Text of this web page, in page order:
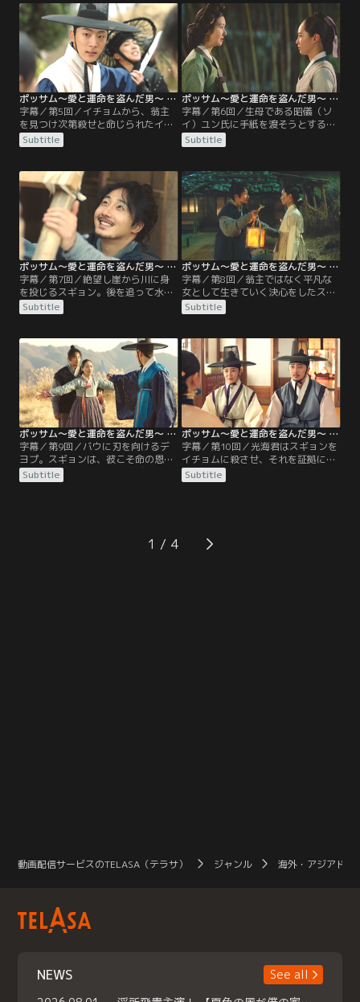
ョンに会いたいと言われ困惑したイ
チョムは、亡き夫の後を追って自死
したことにしスギョンの葬儀を執り
行う。その日の夜、元の屋敷にスギ
ョンを戻そうと左議政宅に出かけた
バウだが…。
ウだが、それもできなかった。万策
尽きたバウは王宮にスギョンを連れ
ていくことに。一方、スギョン自害
の報を聞き屋敷に駆けつけるデヨ
プ。スギョンの死を受け入れられな
いデヨプは…。
ポッサム～愛と運命を盗んだ男～ 第05話／字幕
字幕／第5回／イチョムから、翁主
を見つけ次第殺せと命じられたイチ
ョムの私兵たち。彼らからスギョン
とバウを救ったのは、兄嫁スギョン
ウ、チャドルとスギョン。王宮の門
にも刺客が潜んでいることに気づい
たバウは、宮女に変装することを提
案。スギョンは王宮に入ることに成
功するが、心配したチャドルまで後
をついていき…。
Subtitle
ポッサム～愛と運命を盗んだ男～ 第06話／字幕
字幕／第6回／生母である昭儀（ソ
イ）ユン氏に手紙を渡そうとするス
ギョン。しかし約束した場所に現れ
たのは王宮で権力を振るう尚宮（サ
ョンの顔を確認すると口を開くキム
尚宮。「翁主が生きていれば、左議
政と王が対立し国が乱れる」「王の
ために死んでください」。キム尚宮
の言葉に涙するスギョン…。
Subtitle
ポッサム～愛と運命を盗んだ男～ 第07話／字幕
字幕／第7回／絶望し崖から川に身
を投じるスギョン。後を追って水に
飛び込み救うバウ。チャドルは3人
で暮らそうと泣いて訴える。都を抜
仕事を探すが見つからず、生活のた
めに金持ちの家に泥棒に入るバウと
チャドル。そのことを知って怒るス
ギョン。バウと言い争ったスギョン
は翌日、バウの買ってあげた靴を残
して姿を消すが…。
Subtitle
ポッサム～愛と運命を盗んだ男～ 第08話／字幕
字幕／第8回／翁主ではなく平凡な
女として生きていく決心をしたスギ
ョン。酒場で洗い物の仕事を見つ
け、バウたちと家族のように暮らし
けようとしたデヨプは屋敷に監禁さ
れるが、叔母ヘインダン・イ氏の助
けで家を抜け出しスギョンを捜す。
一方、スギョンの居所を知った光海
君は、その情報をイチョムに流すよ
う命じた。
Subtitle
ポッサム～愛と運命を盗んだ男～ 第09話／字幕
字幕／第9回／バウに刃を向けるデ
ヨプ。スギョンは、彼こそ命の恩人
だと告げデヨプを止める。デヨプは
スギョンに都へ戻るよう頼むがスギ
きな傷を負う。医師は出血が多いた
め滋養が必要と高価な野生の高麗人
Subtitle
ポッサム～愛と運命を盗んだ男～ 第10話／字幕
字幕／第10回／光海君はスギョンを
イチョムに殺させ、それを証拠に大
北（テブク）派を追い落とす計画だ
った。しかしスギョン殺害が失敗し
の傷を治すため金が必要になるバウ
とスギョン。2人は王宮の宦官に化
Subtitle
1
動画配信サービスのTELASA（テラサ） ジャンル 海外・アジアドラ
NEWS
See all